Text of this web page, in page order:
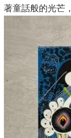
著童話般的光芒，